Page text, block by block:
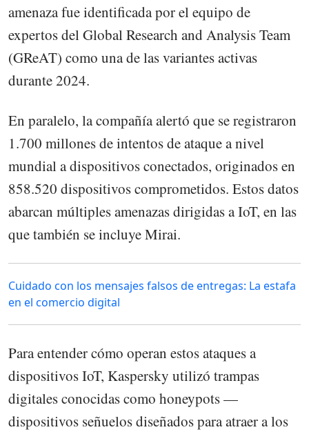
amenaza fue identificada por el equipo de
expertos del Global Research and Analysis Team
(GReAT) como una de las variantes activas
durante 2024.
En paralelo, la compañía alertó que se registraron
1.700 millones de intentos de ataque a nivel
mundial a dispositivos conectados, originados en
858.520 dispositivos comprometidos. Estos datos
abarcan múltiples amenazas dirigidas a IoT, en las
que también se incluye Mirai.
Cuidado con los mensajes falsos de entregas: La estafa
en el comercio digital
Para entender cómo operan estos ataques a
dispositivos IoT, Kaspersky utilizó trampas
digitales conocidas como honeypots —
dispositivos señuelos diseñados para atraer a los